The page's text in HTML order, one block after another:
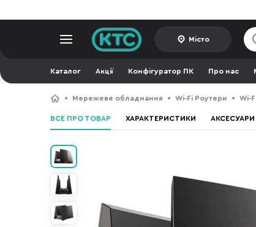
Місто
Каталог Акції Конфігуратор ПК Про нас
Мережеве обладнання Wi-Fi Роутери Wi-
ВСЕ ПРО ТОВАР ХАРАКТЕРИСТИКИ АКСЕСУАРИ